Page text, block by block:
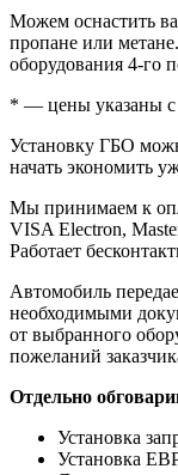
Можем оснастить
пропане или
оборудования 4-го
* — цены указаны с
Установку ГБО
начать экономить
Мы принимаем к
VISA Electron,
Работает
Автомобиль
необходимыми
от выбранного
пожеланий
Отдельно
Установка
Установка